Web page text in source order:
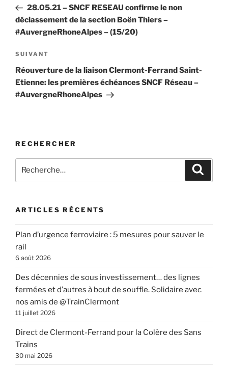
l’article
précédent
28.05.21 – SNCF RESEAU confirme le non
déclassement de la section Boën Thiers –
#AuvergneRhoneAlpes – (15/20)
Article
suivant
SUIVANT
Réouverture de la liaison Clermont-Ferrand Saint-
Etienne: les premières échéances SNCF Réseau –
#AuvergneRhoneAlpes
RECHERCHER
pour
ARTICLES RÉCENTS
Plan d’urgence ferroviaire : 5 mesures pour sauver le
rail
6 août 2026
Des décennies de sous investissement… des lignes
fermées et d’autres à bout de souffle. Solidaire avec
nos amis de @TrainClermont
11 juillet 2026
Direct de Clermont-Ferrand pour la Colère des Sans
Trains
30 mai 2026